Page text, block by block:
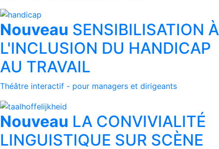
Nouveau SENSIBILISATION À
L'INCLUSION DU HANDICAP
AU TRAVAIL
Théâtre interactif - pour managers et dirigeants
Nouveau LA CONVIVIALITÉ
LINGUISTIQUE SUR SCÈNE